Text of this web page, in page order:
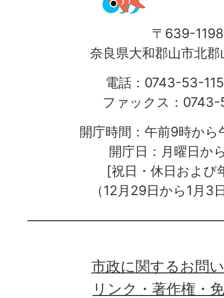
〒639-1198
奈良県大和郡山市北
電話：0743-53-
ファックス：
開庁時間：午前9時か
開庁日：月曜日か
[祝日・休日および
（12月29日から1月3
市政に関するお問
リンク・著作権・